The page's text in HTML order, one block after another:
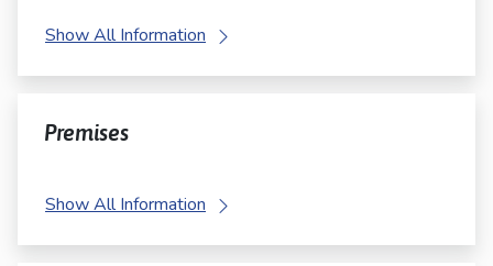
Show All Information
Premises
Show All Information